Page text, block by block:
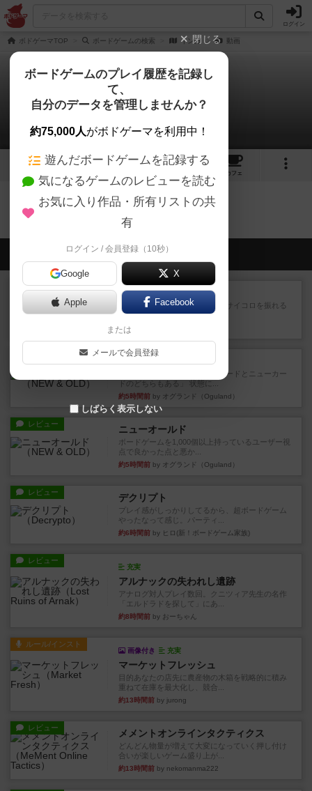
ログイン
ボドゲーマTOP ボードゲームの検索 インガ 動画
インガ
0件の動画
1 1
カフェ
インガのトップに戻る
会員の新しい投稿
レビュー 街コロ通
街コロとの違いは初めから二つサイコロを振れる
など、少しの違いはあるけれ...
約4時間前
ゲーム終了時に、「オールドカードとニューカー
ドのどちらもある」 状態に...
約5時間前 by オグランド（Oguland）
レビュー ニューオールド
ボードゲームを1,000個以上持っているユーザー視
点で良かった点と悪か...
約5時間前 by オグランド（Oguland）
レビュー デクリプト
プレイ感がしっかりしてるから、超ボードゲーム
やったなって感じ。パーティ...
約6時間前 by ヒロ(新！ボードゲーム家族)
レビュー
充実
アルナックの失われし遺跡
アナログ対人プレイ数回。クニツィア先生の名作
「エルドラドを探して」にあ...
約8時間前 by おーちゃん
ルール/インスト
画像付き 充実
マーケットフレッシュ
目的あなたの店先に農産物の木箱を戦略的に積み
重ねて在庫を最大化し、競合...
約13時間前 by jurong
レビュー メメントオンラインタクティクス
どんどん物量が増えて大変になっていく押し付け
合いが楽しいゲーム盛り上が...
約13時間前 by nekomanma222
閉じる
ボードゲームのプレイ履歴を記録し
て、
自分のデータを管理しませんか？
約75,000人がボドゲーマを利用中！
遊んだボードゲームを記録する
気になるゲームのレビューを読む
お気に入り作品・所有リストの共
有
ログイン / 会員登録（10秒）
Google X
Apple Facebook
または
メールで会員登録
しばらく表示しない